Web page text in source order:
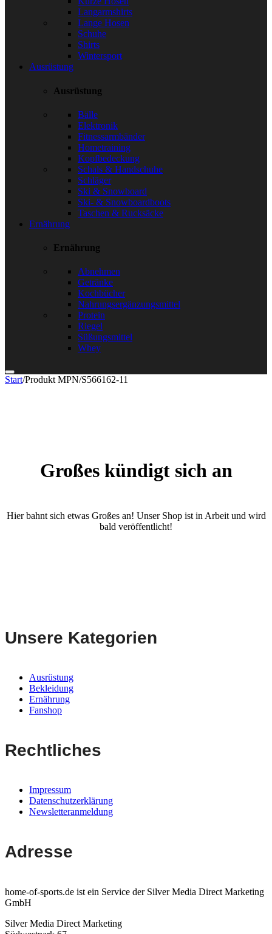
Langarmshirts
Lange Hosen
Schuhe
Shirts
Wintersport
Ausrüstung
Ausrüstung
Bälle
Elektronik
Fitnessarmbänder
Hometraining
Kopfbedeckung
Schals & Handschuhe
Schläger
Ski & Snowboard
Ski- & Snowboardboots
Taschen & Rucksäcke
Ernährung
Ernährung
Abnehmen
Getränke
Kochbücher
Nahrungsergänzungsmittel
Protein
Riegel
Süßungsmittel
Whey
Start/Produkt MPN/S566162-11
Großes kündigt sich an
Hier bahnt sich etwas Großes an! Unser Shop ist in Arbeit und wird
bald veröffentlicht!
Unsere Kategorien
Ausrüstung
Bekleidung
Ernährung
Fanshop
Rechtliches
Impressum
Datenschutzerklärung
Newsletteranmeldung
Adresse
home-of-sports.de ist ein Service der Silver Media Direct Marketing
GmbH
Silver Media Direct Marketing